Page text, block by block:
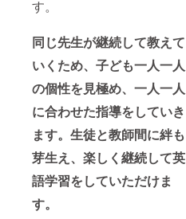
す。
同じ先生が継続して教えて
いくため、子ども一人一人
の個性を見極め、一人一人
に合わせた指導をしていき
ます。生徒と教師間に絆も
芽生え、楽しく継続して英
語学習をしていただけま
す。